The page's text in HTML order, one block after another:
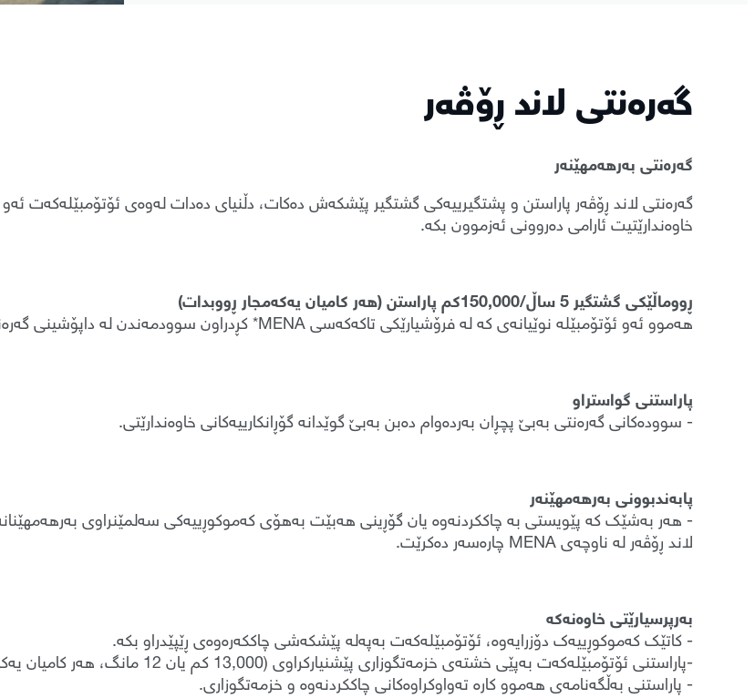
گەرەنتی لاند ڕۆڤەر
گەرەنتی بەرهەمهێنەر
گەرەنتی لاند ڕۆڤەر پاراستن و پشتگیرییەکی گشتگیر پێشکەش دەکات، دڵنیای دەدات لەوەی ئۆتۆمبێلەکەت
خاوەندارێتیت ئارامی دەروونی ئەزموون بکە.
ڕووماڵێکی گشتگیر 5 ساڵ/150,000کم پاراستن (هەر کامیان یەکەمجار ڕووبدات)
هەموو ئەو ئۆتۆمبێلە نوێیانەی کە لە فرۆشیارێکی تاکەکەسی MENA* کڕدراون سوودمەندن لە داپۆشینی گەرەنتی، لە بەرواری سەرەتایی تۆمارکردنەوە دەست پێدەکات.
پاراستنی گواستراو
- سوودەکانی گەرەنتی بەبێ پچڕان بەردەوام دەبن بەبێ گوێدانە گۆڕانکارییەکانی خاوەندارێتی.
پابەندبوونی بەرهەمهێنەر
- هەر بەشێک کە پێویستی بە چاککردنەوە یان گۆڕینی هەبێت بەهۆی کەموکوڕییەکی سەلمێنراوی
لاند ڕۆڤەر لە ناوچەی MENA چارەسەر دەکرێت.
بەرپرسیارێتی خاوەنەکە
- کاتێک کەموکوڕییەک دۆزرایەوە، ئۆتۆمبێلەکەت بەپەلە پێشکەشی چاککەرەوەی ڕێپێدراو بکە.
-پاراستنی ئۆتۆمبێلەکەت بەپێی خشتەی خزمەتگوزاری پێشنیارکراوی (13,000 کم یان 12 مانگ، هەر کامیان یەکەمجار ڕووبدات).
- پاراستنی بەڵگەنامەی هەموو کارە تەواوکراوەکانی چاککردنەوە و خزمەتگوزاری.